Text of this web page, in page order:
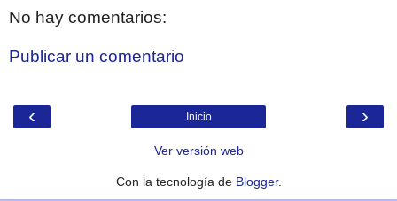
No hay comentarios:
Publicar un comentario
‹ ›
Inicio
Ver versión web
Con la tecnología de Blogger.